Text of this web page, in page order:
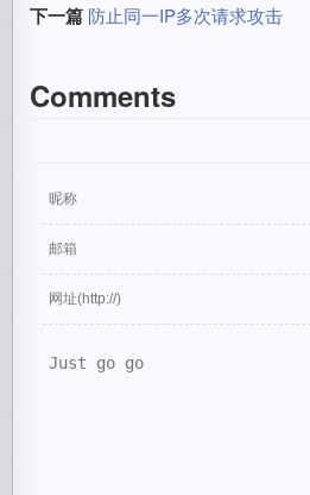
下一篇 防止同一IP多次请求攻击
Comments